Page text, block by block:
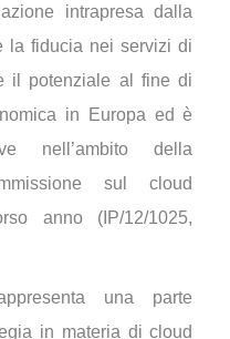
intrapresa dalla
la fiducia nei servizi di
il potenziale al fine di
in Europa ed è
nell’ambito della
sul cloud
anno (IP/12/1025,
una parte
in materia di cloud